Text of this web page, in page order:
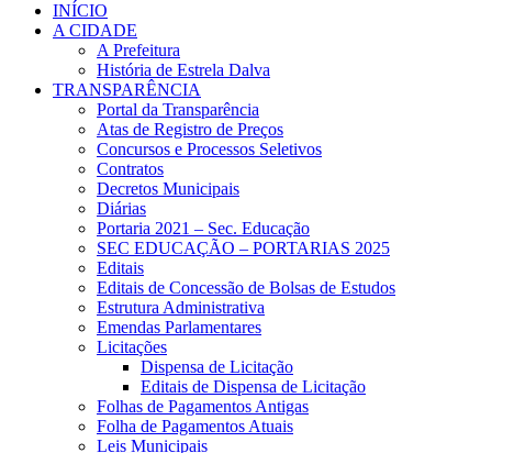
INÍCIO
A CIDADE
A Prefeitura
História de Estrela Dalva
TRANSPARÊNCIA
Portal da Transparência
Atas de Registro de Preços
Concursos e Processos Seletivos
Contratos
Decretos Municipais
Diárias
Portaria 2021 – Sec. Educação
SEC EDUCAÇÃO – PORTARIAS 2025
Editais
Editais de Concessão de Bolsas de Estudos
Estrutura Administrativa
Emendas Parlamentares
Licitações
Dispensa de Licitação
Editais de Dispensa de Licitação
Folhas de Pagamentos Antigas
Folha de Pagamentos Atuais
Leis Municipais